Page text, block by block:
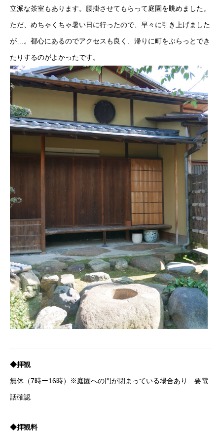
立派な茶室もあります。腰掛させてもらって庭園を眺めました。
ただ、めちゃくちゃ暑い日に行ったので、早々に引き上げました
が…。都心にあるのでアクセスも良く、帰りに町をぶらっとでき
たりするのがよかったです。
◆拝観
無休（7時ー16時）※庭園への門が閉まっている場合あり 要電
話確認
◆拝観料